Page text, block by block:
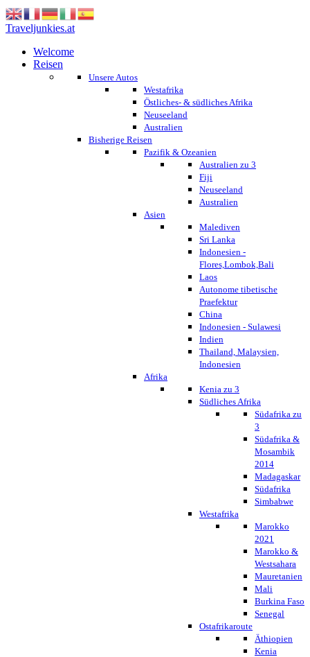
Traveljunkies.at
Welcome
Reisen
Unsere Autos
Westafrika
Östliches- & südliches Afrika
Neuseeland
Australien
Bisherige Reisen
Pazifik & Ozeanien
Australien zu 3
Fiji
Neuseeland
Australien
Asien
Malediven
Sri Lanka
Indonesien -
Flores,Lombok,Bali
Laos
Autonome tibetische
Praefektur
China
Indonesien - Sulawesi
Indien
Thailand, Malaysien,
Indonesien
Afrika
Kenia zu 3
Südliches Afrika
Südafrika zu
3
Südafrika &
Mosambik
2014
Madagaskar
Südafrika
Simbabwe
Westafrika
Marokko
2021
Marokko &
Westsahara
Mauretanien
Mali
Burkina Faso
Senegal
Ostafrikaroute
Äthiopien
Kenia